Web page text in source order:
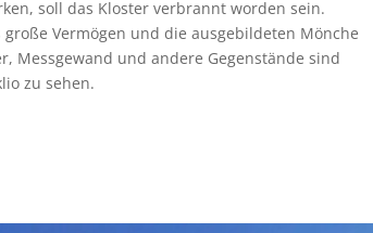
soll das Kloster verbrannt worden sein.
Vermögen und die ausgebildeten Mönche
Messgewand und andere Gegenstände sind
zu sehen.